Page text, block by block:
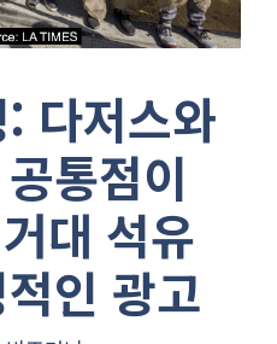
다저스와
통점이
대 석유
인 광고